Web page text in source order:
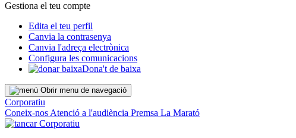
Gestiona el teu compte
Edita el teu perfil
Canvia la contrasenya
Canvia l'adreça electrònica
Configura les comunicacions
Dona't de baixa
Obrir menu de navegació
Corporatiu
Coneix-nos Atenció a l'audiència Premsa La Marató
Corporatiu